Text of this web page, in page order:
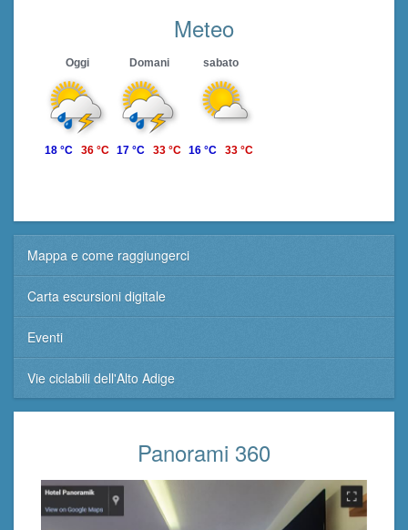
Meteo
Oggi Domani sabato
18 °C 36 °C 17 °C 33 °C 16 °C 33 °C
Mappa e come raggiungerci
Carta escursioni digitale
Eventi
Vie ciclabili dell'Alto Adige
Panorami 360